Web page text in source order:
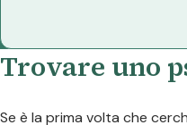
Trovare uno
Se è la prima volta che